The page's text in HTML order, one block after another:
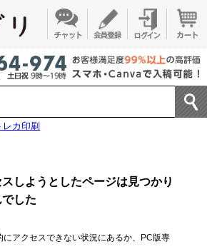
レカ印刷
しようとしたページは見つかり
でした
にアクセスできない状況にあるか、PC版専